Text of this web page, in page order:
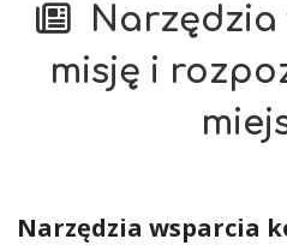
Narzędzia
misję i
Narzędzia wsparcia